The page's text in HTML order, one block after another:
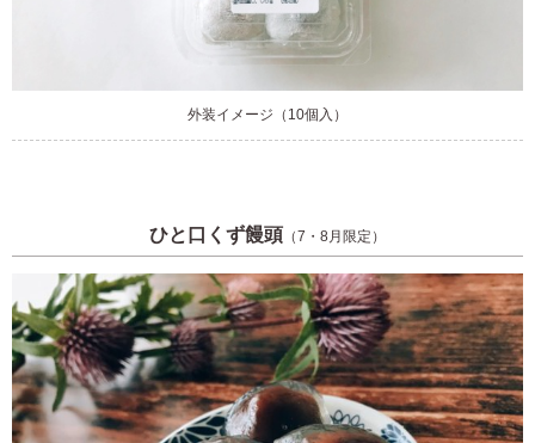
外装イメージ（10個入）
ひと口くず饅頭 （7・8月限定）